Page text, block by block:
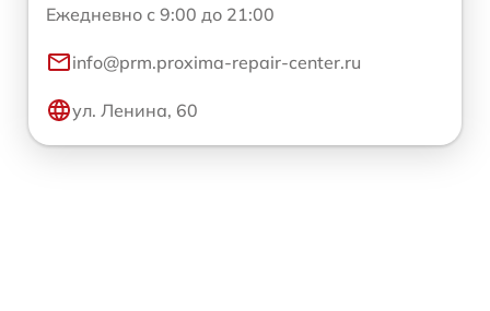
Ежедневно с 9:00 до 21:00
info@prm.proxima-repair-center.ru
ул. Ленина, 60